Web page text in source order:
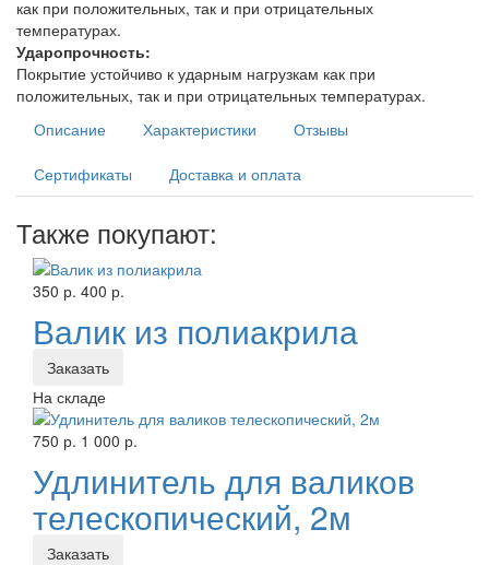
Ударопрочность:
Покрытие устойчиво к ударным нагрузкам как при
положительных, так и при отрицательных температурах.
Описание
Характеристики Отзывы
Сертификаты Доставка и оплата
Также покупают:
350 р. 400 р.
Валик из полиакрила
Заказать
На складе
750 р. 1 000 р.
Удлинитель для валиков
телескопический, 2м
Заказать